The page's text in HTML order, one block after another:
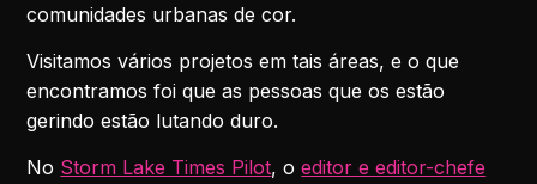
comunidades urbanas de cor.
Visitamos vários projetos em tais áreas, e o que
encontramos foi que as pessoas que os estão
gerindo estão lutando duro.
No Storm Lake Times Pilot, oeditor e editor-chefe